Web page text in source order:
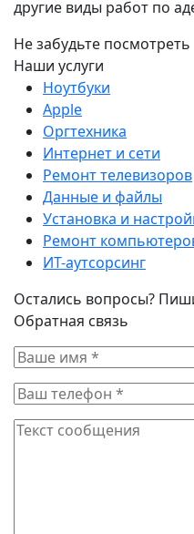
другие виды работ по
Не забудьте посмотреть
Наши услуги
Ноутбуки
Apple
Оргтехника
Интернет и сети
Ремонт телевизоров
Данные и файлы
Установка и
Ремонт
ИТ-аутсорсинг
Остались вопросы?
Обратная связь